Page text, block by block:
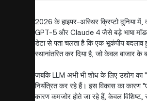
2026 के हाइपर-अस्थिर क्रिप्टो दुनिया में,
GPT-5 और Claude 4 जैसे बड़े भाषा मॉडल
डेटा से पता चलता है कि एक भूकंपीय
स्थानांतरित कर दिया है, जो केवल बाजार
जबकि LLM अभी भी शोध के लिए उद्योग
नियंत्रित कर रहे हैं। इस विकास का
कारण कमजोर होते जा रहे हैं, केवल